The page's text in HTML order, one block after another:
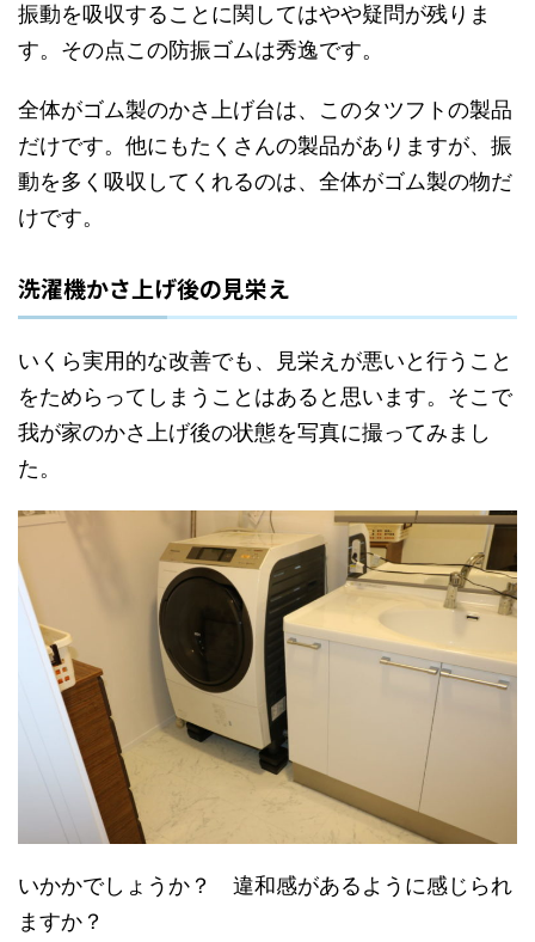
振動を吸収することに関してはやや疑問が残りま
す。その点この防振ゴムは秀逸です。
全体がゴム製のかさ上げ台は、このタツフトの製品
だけです。他にもたくさんの製品がありますが、振
動を多く吸収してくれるのは、全体がゴム製の物だ
けです。
洗濯機かさ上げ後の見栄え
いくら実用的な改善でも、見栄えが悪いと行うこと
をためらってしまうことはあると思います。そこで
我が家のかさ上げ後の状態を写真に撮ってみまし
た。
いかかでしょうか？ 違和感があるように感じられ
ますか？